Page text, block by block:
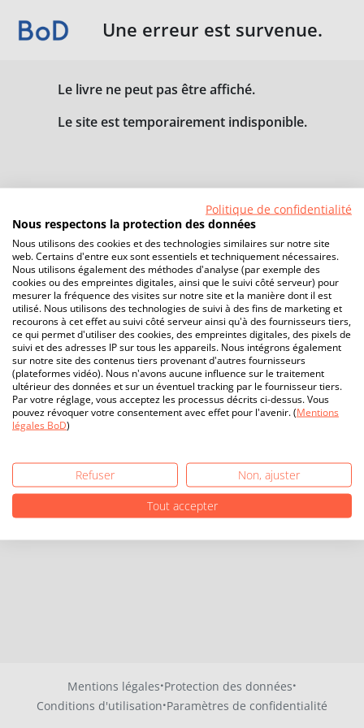
Une erreur est survenue.
Le livre ne peut pas être affiché.
Le site est temporairement indisponible.
Mentions légales·Protection des données·
Conditions d'utilisation·Paramètres de confidentialité
Politique de confidentialité
Nous respectons la protection des données
Nous utilisons des cookies et des technologies similaires sur notre site
web. Certains d'entre eux sont essentiels et techniquement nécessaires.
Nous utilisons également des méthodes d'analyse (par exemple des
cookies ou des empreintes digitales, ainsi que le suivi côté serveur) pour
mesurer la fréquence des visites sur notre site et la manière dont il est
utilisé. Nous utilisons des technologies de suivi à des fins de marketing et
recourons à cet effet au suivi côté serveur ainsi qu'à des fournisseurs tiers,
ce qui permet d'utiliser des cookies, des empreintes digitales, des pixels de
suivi et des adresses IP sur tous les appareils. Nous intégrons également
sur notre site des contenus tiers provenant d'autres fournisseurs
(plateformes vidéo). Nous n'avons aucune influence sur le traitement
ultérieur des données et sur un éventuel tracking par le fournisseur tiers.
Par votre réglage, vous acceptez les processus décrits ci-dessus. Vous
pouvez révoquer votre consentement avec effet pour l'avenir. (Mentions
légales BoD)
Refuser
Non, ajuster
Tout accepter